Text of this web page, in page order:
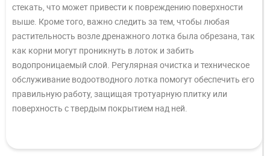
стекать, что может привести к повреждению поверхности
выше. Кроме того, важно следить за тем, чтобы любая
растительность возле дренажного лотка была обрезана, так
как корни могут проникнуть в лоток и забить
водопроницаемый слой. Регулярная очистка и техническое
обслуживание водоотводного лотка помогут обеспечить его
правильную работу, защищая тротуарную плитку или
поверхность с твердым покрытием над ней.